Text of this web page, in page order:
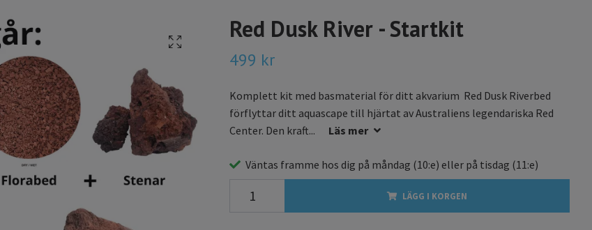
Red Dusk River - Startkit
499 kr
Komplett kit med basmaterial för ditt akvarium Red Dusk Riverbed
förflyttar ditt aquascape till hjärtat av Australiens legendariska Red
Center. Den kraft...
Läs mer
Väntas framme hos dig på måndag (10:e) eller på tisdag (11:e)
LÄGG I KORGEN